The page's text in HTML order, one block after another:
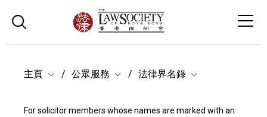
主頁 公眾服務 法律界名錄
For solicitor members whose names are marked with an